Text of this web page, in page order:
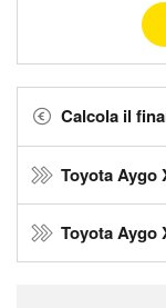
Calcola il
Toyota Aygo
Toyota Aygo